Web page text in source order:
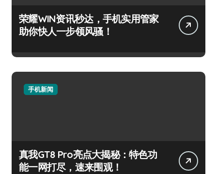
荣耀WIN资讯秒达，手机实用管家
助你快人一步领风骚！
手机新闻
真我GT8 Pro亮点大揭秘：特色功
能一网打尽，速来围观！